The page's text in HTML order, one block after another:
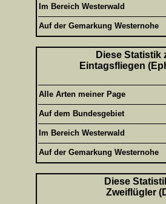
Im Bereich Westerwald
Auf der Gemarkung Westernohe
Diese Statistik
Eintagsfliegen
Alle Arten meiner Page
Auf dem Bundesgebiet
Im Bereich Westerwald
Auf der Gemarkung Westernohe
Diese
Zweiflügler